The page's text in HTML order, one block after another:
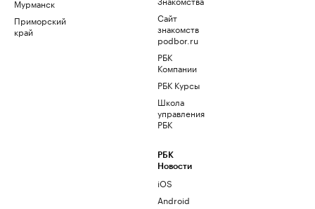
Мурманск
Приморский
край
Сайт
знакомств
podbor.ru
РБК
Компании
РБК Курсы
Школа
управления
РБК
РБК
Новости
iOS
Android